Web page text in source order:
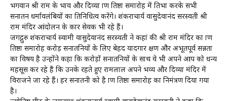
भगवान श्री राम के भाव और दिव्या प्राण प्रतिष्ठा समारोह में प्रतिभा करके सभी
सनातन धर्मावलंबियों का प्रतिनिधित्व करेंगे। शंकराचार्य वासुदेवानंद सरस्वती श्री
राम मंदिर आंदोलन के कार सेवक भी रहे हैं।
जगद्गुरु शंकराचार्य स्वामी वासुदेवानंद सरस्वती ने कहां की श्री राम मंदिर का प्राण
प्रतिष्ठा समारोह करोड़ सनातनियों के लिए बेहद यादगार क्षण और अभूतपूर्व प्रसन्नता
का विषय है उन्होंने कहा कि करोड़ों सनातनियों के साथ वे भी अपने आप को धन्य
महसूस कर रहे हैं कि उनके रहते हुए रामलाल अपने भव्य और दिव्या मंदिर में
विराजने जा रहे हैं। हर सनातनी को है प्राण प्रतिष्ठा समारोह का निमंत्रण दिया गया
है।